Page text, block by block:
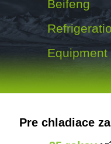
Beifeng
Equipment
Pre chladiace